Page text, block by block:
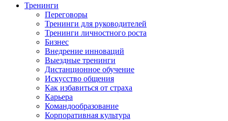
Тренинги
Переговоры
Тренинги для руководителей
Тренинги личностного роста
Бизнес
Внедрение инноваций
Выездные тренинги
Дистанционное обучение
Искусство общения
Как избавиться от страха
Карьера
Командообразование
Корпоративная культура